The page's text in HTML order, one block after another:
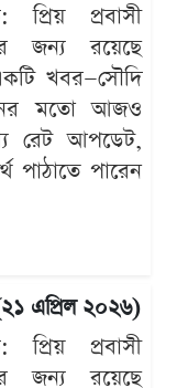
প্রিয় প্রবাসী
জন্য রয়েছে
খবর—সৌদি
মতো আজও
রেট আপডেট,
পাঠাতে পারেন
এপ্রিল ২০২৬)
প্রিয় প্রবাসী
জন্য রয়েছে